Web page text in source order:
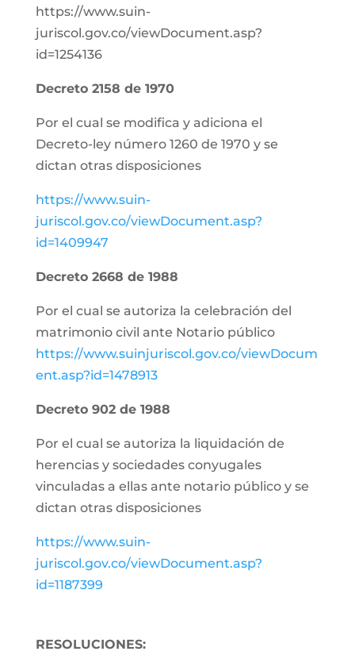
https://www.suin-
juriscol.gov.co/viewDocument.asp?
id=1254136
Decreto 2158 de 1970
Por el cual se modifica y adiciona el
Decreto-ley número 1260 de 1970 y se
dictan otras disposiciones
https://www.suin-
juriscol.gov.co/viewDocument.asp?
id=1409947
Decreto 2668 de 1988
Por el cual se autoriza la celebración del
matrimonio civil ante Notario público
https://www.suinjuriscol.gov.co/viewDocum
ent.asp?id=1478913
Decreto 902 de 1988
Por el cual se autoriza la liquidación de
herencias y sociedades conyugales
vinculadas a ellas ante notario público y se
dictan otras disposiciones
https://www.suin-
juriscol.gov.co/viewDocument.asp?
id=1187399
RESOLUCIONES: